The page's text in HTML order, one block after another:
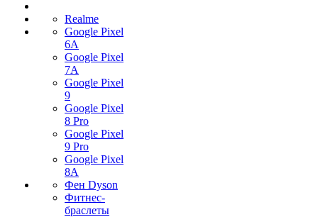
Realme
Google Pixel
6A
Google Pixel
7А
Google Pixel
9
Google Pixel
8 Pro
Google Pixel
9 Pro
Google Pixel
8A
Фен Dyson
Фитнес-
браслеты